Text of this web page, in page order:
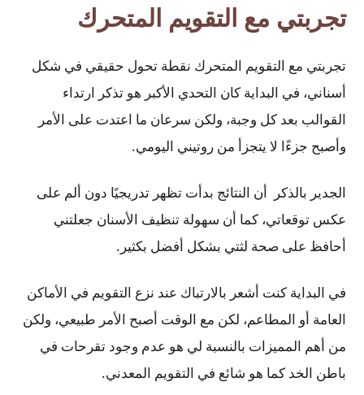
تجربتي مع التقويم المتحرك
تجربتي مع التقويم المتحرك نقطة تحول حقيقي في شكل
أسناني، في البداية كان التحدي الأكبر هو تذكر ارتداء
القوالب بعد كل وجبة، ولكن سرعان ما اعتدت على الأمر
وأصبح جزءًا لا يتجزأ من روتيني اليومي.
الجدير بالذكر أن النتائج بدأت تظهر تدريجيًا دون ألم على
عكس توقعاتي، كما أن سهولة تنظيف الأسنان جعلتني
أحافظ على صحة لثتي بشكل أفضل بكثير.
في البداية كنت أشعر بالارتباك عند نزع التقويم في الأماكن
العامة أو المطاعم، لكن مع الوقت أصبح الأمر طبيعي، ولكن
من أهم المميزات بالنسبة لي هو عدم وجود تقرحات في
باطن الخد كما هو شائع في التقويم المعدني.